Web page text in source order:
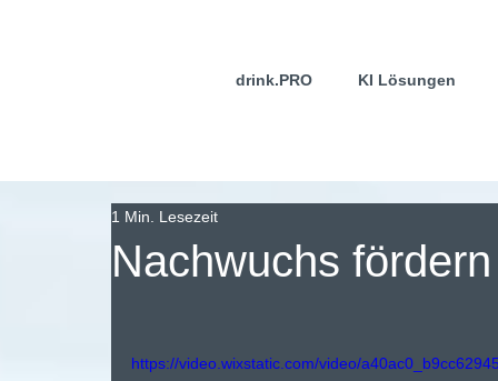
drink.PRO KI Lösungen
Nachwuchs
1 Min. Lesezeit
https://video.wixstatic.com/video/